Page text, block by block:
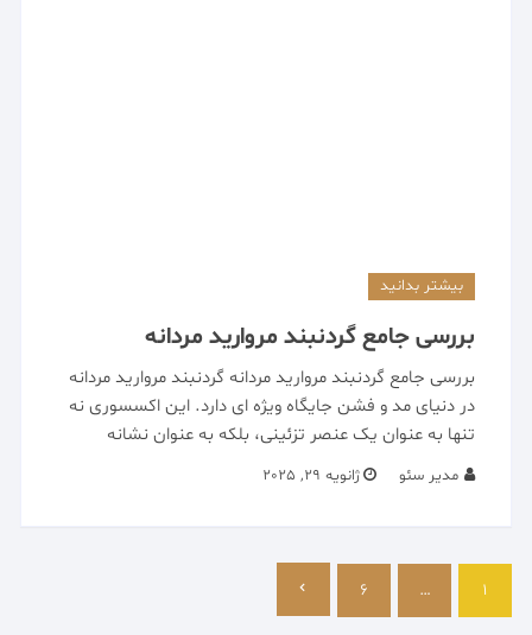
بیشتر بدانید
بررسی جامع گردنبند مروارید مردانه
بررسی جامع گردنبند مروارید مردانه گردنبند مروارید مردانه
در دنیای مد و فشن جایگاه ویژه ای دارد. این اکسسوری نه
تنها به عنوان یک عنصر تزئینی، بلکه به عنوان نشانه
مدیر سئو ژانویه 29, 2025
صفحه‌بندی
نوشته‌ها
1
…
6